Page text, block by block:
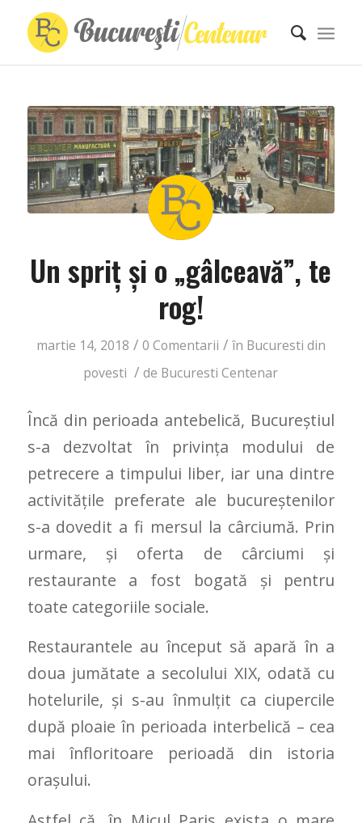
Un spriţ şi o „gâlceavă”, te
rog!
martie 14, 2018 / 0 Comentarii / în Bucuresti din
povesti / de Bucuresti Centenar
Încă din perioada antebelică, Bucureştiul
s-a dezvoltat în privinţa modului de
petrecere a timpului liber, iar una dintre
activităţile preferate ale bucureştenilor
s-a dovedit a fi mersul la cârciumă. Prin
urmare, şi oferta de cârciumi şi
restaurante a fost bogată şi pentru
toate categoriile sociale.
Restaurantele au început să apară în a
doua jumătate a secolului XIX, odată cu
hotelurile, şi s-au înmulţit ca ciupercile
după ploaie în perioada interbelică – cea
mai înfloritoare perioadă din istoria
oraşului.